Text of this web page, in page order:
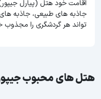
اقامت خود هتل (پیارل جیپور)
جاذبه های طبیعی، جاذبه
تواند هر گردشگری را مجذوب
هتل های محبوب